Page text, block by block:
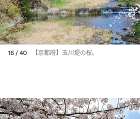
16 / 40 【京都府】玉川堤の桜。